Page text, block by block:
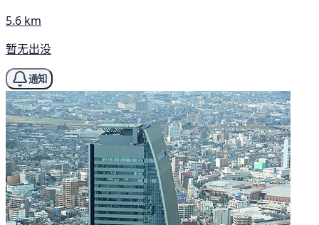
5.6 km
暂无出没
通知